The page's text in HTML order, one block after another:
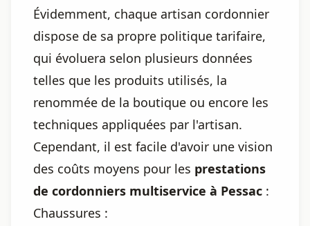
Évidemment, chaque artisan cordonnier
dispose de sa propre politique tarifaire,
qui évoluera selon plusieurs données
telles que les produits utilisés, la
renommée de la boutique ou encore les
techniques appliquées par l'artisan.
Cependant, il est facile d'avoir une vision
des coûts moyens pour les prestations
de cordonniers multiservice à Pessac :
Chaussures :